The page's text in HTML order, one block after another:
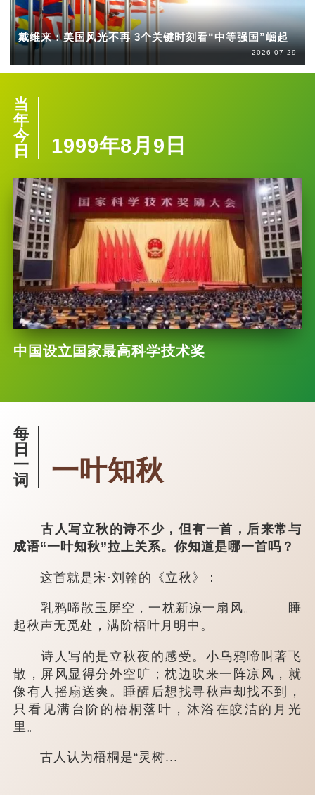
戴维来：美国风光不再 3个关键时刻看“中等强国”崛起
2026-07-29
当
年
今
日
1999年8月9日
中国设立国家最高科学技术奖
每
日
一
词
一叶知秋
古人写立秋的诗不少，但有一首，后来常与
成语“一叶知秋”拉上关系。你知道是哪一首吗？
这首就是宋·刘翰的《立秋》：
乳鸦啼散玉屏空，一枕新凉一扇风。 睡
起秋声无觅处，满阶梧叶月明中。
诗人写的是立秋夜的感受。小乌鸦啼叫著飞
散，屏风显得分外空旷；枕边吹来一阵凉风，就
像有人摇扇送爽。睡醒后想找寻秋声却找不到，
只看见满台阶的梧桐落叶，沐浴在皎洁的月光
里。
古人认为梧桐是“灵树...